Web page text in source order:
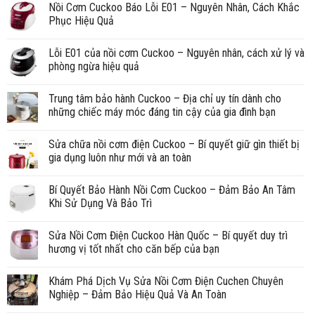
Nồi Cơm Cuckoo Báo Lỗi E01 – Nguyên Nhân, Cách Khắc
Phục Hiệu Quả
Lỗi E01 của nồi cơm Cuckoo – Nguyên nhân, cách xử lý và
phòng ngừa hiệu quả
Trung tâm bảo hành Cuckoo – Địa chỉ uy tín dành cho
những chiếc máy móc đáng tin cậy của gia đình bạn
Sửa chữa nồi cơm điện Cuckoo – Bí quyết giữ gìn thiết bị
gia dụng luôn như mới và an toàn
Bí Quyết Bảo Hành Nồi Cơm Cuckoo – Đảm Bảo An Tâm
Khi Sử Dụng Và Bảo Trì
Sửa Nồi Cơm Điện Cuckoo Hàn Quốc – Bí quyết duy trì
hương vị tốt nhất cho căn bếp của bạn
Khám Phá Dịch Vụ Sửa Nồi Cơm Điện Cuchen Chuyên
Nghiệp – Đảm Bảo Hiệu Quả Và An Toàn